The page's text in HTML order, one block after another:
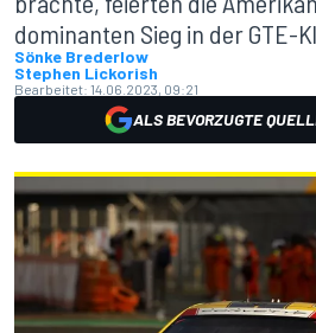
dominanten Sieg in der GTE-
Sönke Brederlow
Stephen Lickorish
Bearbeitet: 14.06.2023, 09:21
ALS BEVORZUGTE